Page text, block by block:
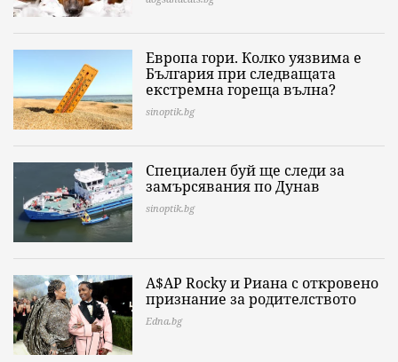
Европа гори. Колко уязвима е
България при следващата
екстремна гореща вълна?
sinoptik.bg
Специален буй ще следи за
замърсявания по Дунав
sinoptik.bg
A$AP Rocky и Риана с откровено
признание за родителството
Edna.bg